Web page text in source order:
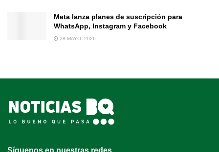
Meta lanza planes de suscripción para
WhatsApp, Instagram y Facebook
28 MAYO, 2026
Síguenos en nuestras redes